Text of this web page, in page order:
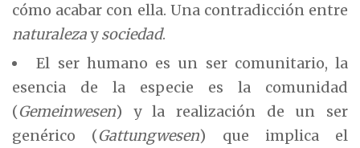
cómo acabar con ella. Una contradicción entre
naturalezaysociedad.
El ser humano es un ser comunitario, la
esencia de la especie es la comunidad
(Gemeinwesen) y la realización de un ser
genérico (Gattungwesen) que implica el